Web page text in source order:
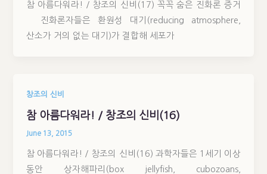
참 아름다워라! / 창조의 신비(17) 꼭꼭 숨은 진화론 증거
진화론자들은 환원성 대기(reducing atmosphere,
산소가 거의 없는 대기)가 결합해 세포가
창조의 신비
참 아름다워라! / 창조의 신비(16)
June 13, 2015
참 아름다워라! / 창조의 신비(16) 과학자들은 1세기 이상
동안 상자해파리(box jellyfish, cubozoans,